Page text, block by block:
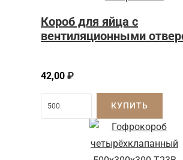
Короб для яйца с
вентиляционными
42,00 ₽
КУПИТЬ